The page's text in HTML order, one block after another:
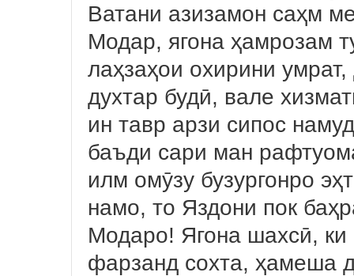
Ватани азизамон саҳм
Модар, ягона ҳамрозам
лаҳзаҳои охирини
духтар будӣ, вале
ин тавр арзи сипос
баъди сари ман
илм омӯзу бузургонро
намо, то Яздони пок
Модаро! Ягона шахсӣ,
фарзанд сохта, ҳамеша